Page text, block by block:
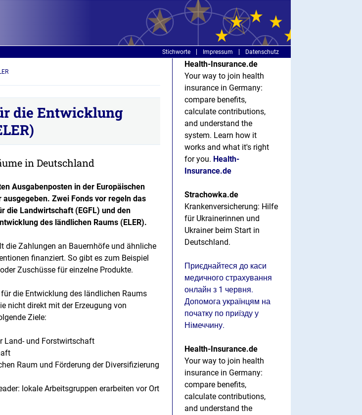
Stichworte Impressum Datenschutz
die Entwicklung
in Deutschland
Ausgabenposten in der Europäischen
Zwei Fonds vor regeln das
die Landwirtschaft (EGFL) und den
des ländlichen Raums (ELER).
die Zahlungen an Bauernhöfe und ähnliche
finanziert. So gibt es zum Beispiel
Zuschüsse für einzelne Produkte.
die Entwicklung des ländlichen Raums
nicht direkt mit der Erzeugung von
Ziele:
Land- und Forstwirtschaft
Raum und Förderung der Diversifizierung
lokale Arbeitsgruppen erarbeiten vor Ort
Health-Insurance.de
Your way to join health
insurance in Germany:
compare benefits,
calculate contributions,
and understand the
system. Learn how it
works and what it's right
for you. Health-
Insurance.de
Strachowka.de
Krankenversicherung: Hilfe
für Ukrainerinnen und
Ukrainer beim Start in
Deutschland.
Приєднайтеся до каси
медичного страхування
онлайн з 1 червня.
Допомога українцям на
початку по приїзду у
Німеччину.
Health-Insurance.de
Your way to join health
insurance in Germany:
compare benefits,
calculate contributions,
and understand the